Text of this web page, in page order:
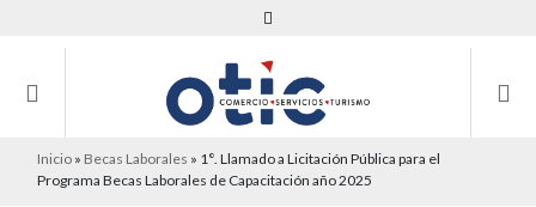
Inicio » Becas Laborales » 1°. Llamado a Licitación Pública para el
Programa Becas Laborales de Capacitación año 2025